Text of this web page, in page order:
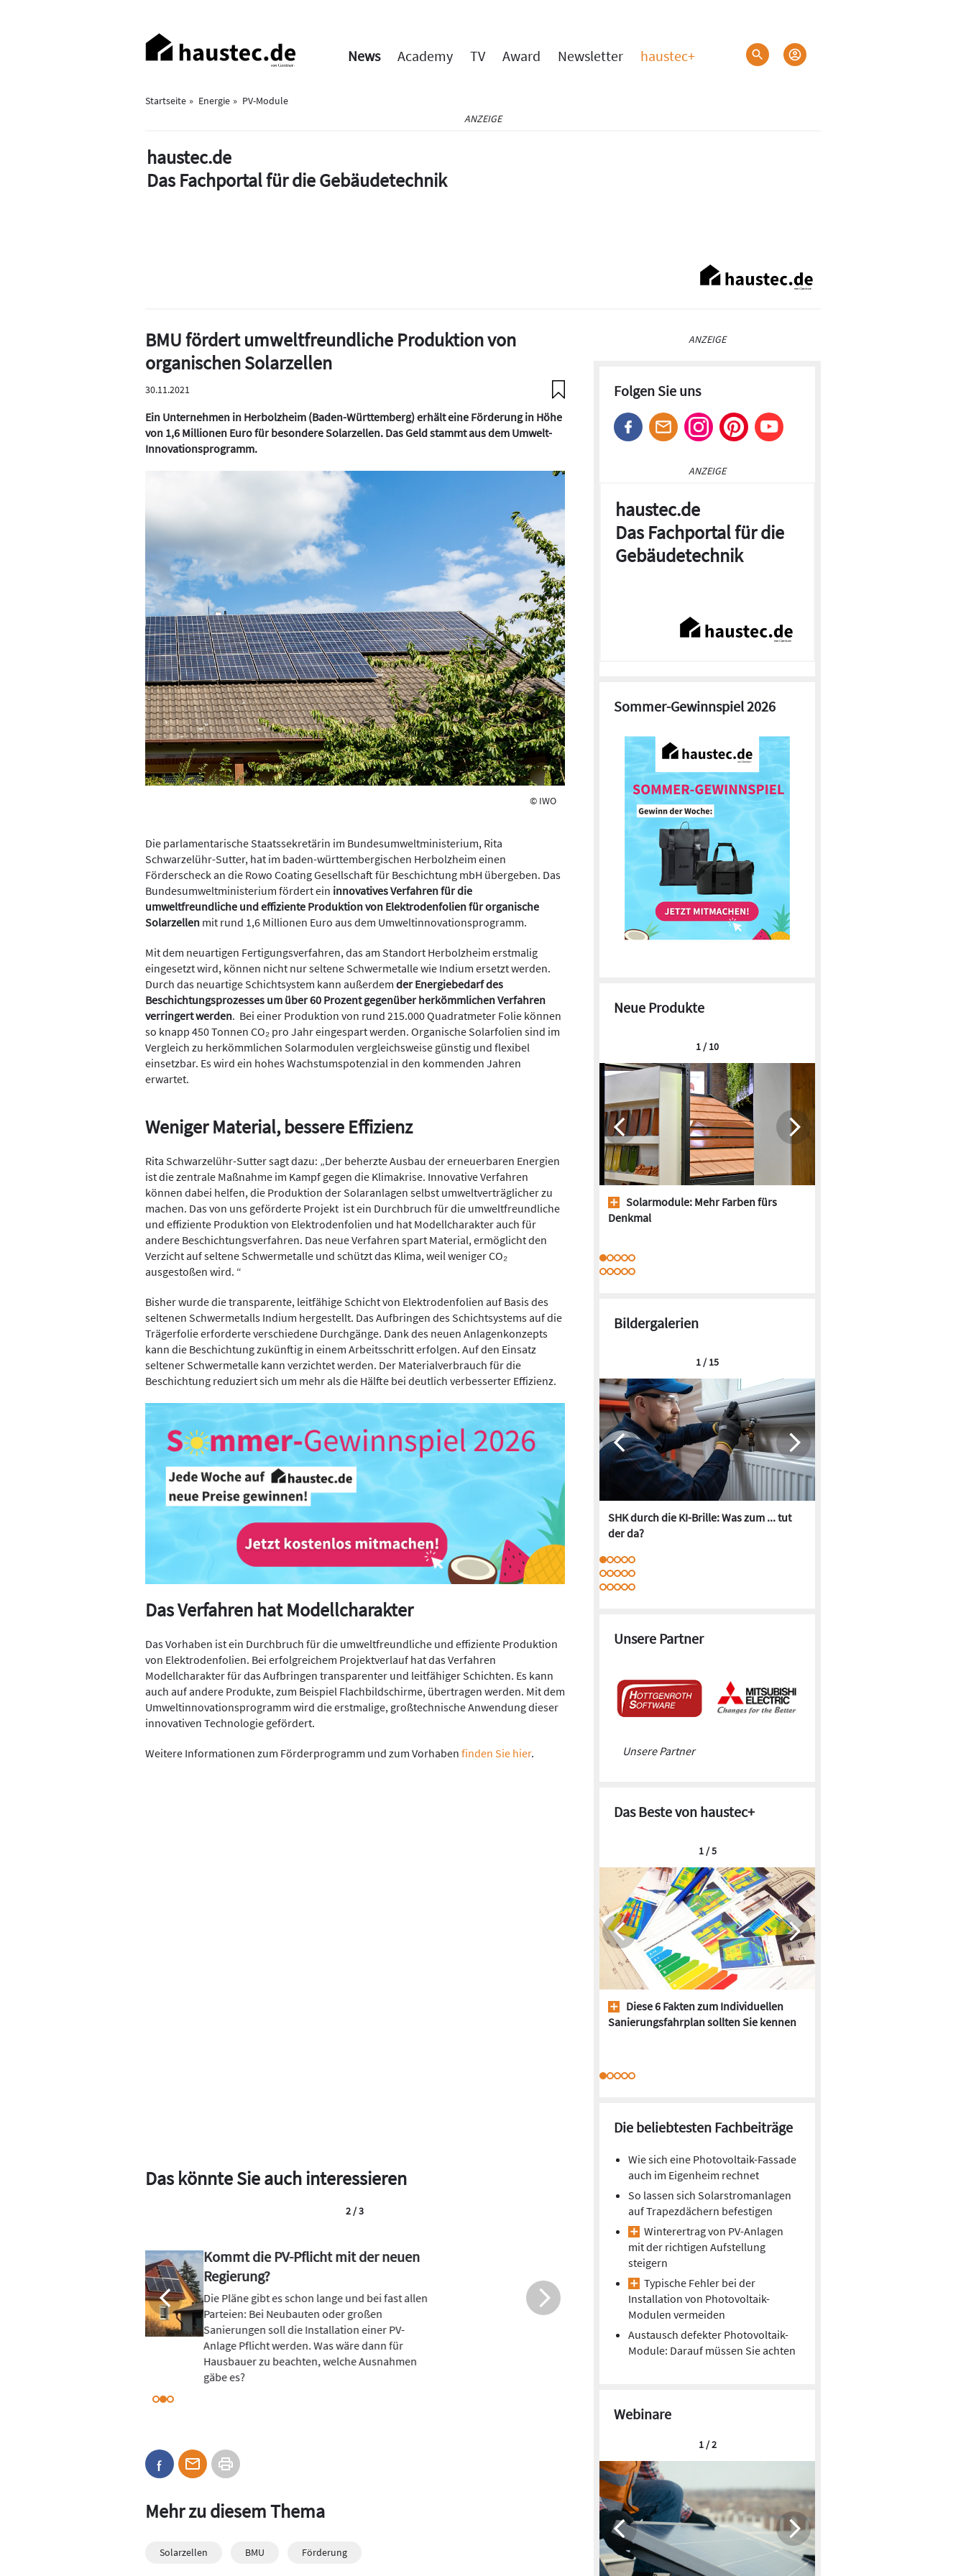
Haupt-
Navigation
News Academy TV Award Newsletter haustec+
Startseite Energie
PV-Module
ANZEIGE
haustec.de
Das Fachportal für die Gebäudetechnik
BMU fördert umweltfreundliche Produktion von
organischen Solarzellen
30.11.2021
Ein Unternehmen in Herbolzheim (Baden-Württemberg) erhält eine Förderung in Höhe
von 1,6 Millionen Euro für besondere Solarzellen. Das Geld stammt aus dem Umwelt-
Innovationsprogramm.
© IWO
Die parlamentarische Staatssekretärin im Bundesumweltministerium, Rita
Schwarzelühr-Sutter, hat im baden-württembergischen Herbolzheim einen
Förderscheck an die Rowo Coating Gesellschaft für Beschichtung mbH übergeben. Das
Bundesumweltministerium fördert ein innovatives Verfahren für die
umweltfreundliche und effiziente Produktion von Elektrodenfolien für organische
Solarzellen mit rund 1,6 Millionen Euro aus dem Umweltinnovationsprogramm.
Mit dem neuartigen Fertigungsverfahren, das am Standort Herbolzheim erstmalig
eingesetzt wird, können nicht nur seltene Schwermetalle wie Indium ersetzt werden.
Durch das neuartige Schichtsystem kann außerdem der Energiebedarf des
Beschichtungsprozesses um über 60 Prozent gegenüber herkömmlichen Verfahren
verringert werden. Bei einer Produktion von rund 215.000 Quadratmeter Folie können
so knapp 450 Tonnen CO₂ pro Jahr eingespart werden. Organische Solarfolien sind im
Vergleich zu herkömmlichen Solarmodulen vergleichsweise günstig und flexibel
einsetzbar. Es wird ein hohes Wachstumspotenzial in den kommenden Jahren
erwartet.
Weniger Material, bessere Effizienz
Rita Schwarzelühr-Sutter sagt dazu: „Der beherzte Ausbau der erneuerbaren Energien
ist die zentrale Maßnahme im Kampf gegen die Klimakrise. Innovative Verfahren
können dabei helfen, die Produktion der Solaranlagen selbst umweltverträglicher zu
machen. Das von uns geförderte Projekt ist ein Durchbruch für die umweltfreundliche
und effiziente Produktion von Elektrodenfolien und hat Modellcharakter auch für
andere Beschichtungsverfahren. Das neue Verfahren spart Material, ermöglicht den
Verzicht auf seltene Schwermetalle und schützt das Klima, weil weniger CO₂
ausgestoßen wird. “
Bisher wurde die transparente, leitfähige Schicht von Elektrodenfolien auf Basis des
seltenen Schwermetalls Indium hergestellt. Das Aufbringen des Schichtsystems auf die
Trägerfolie erforderte verschiedene Durchgänge. Dank des neuen Anlagenkonzepts
kann die Beschichtung zukünftig in einem Arbeitsschritt erfolgen. Auf den Einsatz
seltener Schwermetalle kann verzichtet werden. Der Materialverbrauch für die
Beschichtung reduziert sich um mehr als die Hälfte bei deutlich verbesserter Effizienz.
Das Verfahren hat Modellcharakter
Das Vorhaben ist ein Durchbruch für die umweltfreundliche und effiziente Produktion
von Elektrodenfolien. Bei erfolgreichem Projektverlauf hat das Verfahren
Modellcharakter für das Aufbringen transparenter und leitfähiger Schichten. Es kann
auch auf andere Produkte, zum Beispiel Flachbildschirme, übertragen werden. Mit dem
Umweltinnovationsprogramm wird die erstmalige, großtechnische Anwendung dieser
innovativen Technologie gefördert.
Weitere Informationen zum Förderprogramm und zum Vorhaben finden Sie hier.
Das könnte Sie auch interessieren
5 Fehler bei Planung und Montage
Kommt die bundesweite PV-Pflicht? In
manchen Bundesländern existiert sie schon.
Besser, man macht sich jetzt schon
Gedanken, was man bei Planung, Auslegung
und Montage einer PV-Anlage so alles falsch
Unseriöse Werbung für PV-Anlagen:
Verbraucherzentrale rät zu Vorsicht
Immer wieder werben unseriöse Firmen
telefonisch und an der Haustür für
Solaranlagen. Vor allem in einem Gebiet sind
momentan vermehrt Betrüger unterwegs.
2 / 3
Mehr zu diesem Thema
Solarzellen BMU Förderung
ANZEIGE
Folgen Sie uns
ANZEIGE
haustec.de
Das Fachportal für die
Gebäudetechnik
Sommer-Gewinnspiel 2026
Neue Produkte
Solarmodule: Mehr Farben fürs
Denkmal
1 / 10
Bildergalerien
SHK durch die KI-Brille: Was zum ... tut
der da?
1 / 15
Unsere Partner
Unsere Partner
Das Beste von haustec+
Diese 6 Fakten zum Individuellen
Sanierungsfahrplan sollten Sie kennen
1 / 5
Die beliebtesten Fachbeiträge
Wie sich eine Photovoltaik-Fassade
auch im Eigenheim rechnet
So lassen sich Solarstromanlagen
auf Trapezdächern befestigen
Winterertrag von PV-Anlagen
mit der richtigen Aufstellung
steigern
Typische Fehler bei der
Installation von Photovoltaik-
Modulen vermeiden
Austausch defekter Photovoltaik-
Module: Darauf müssen Sie achten
Webinare
1 / 2